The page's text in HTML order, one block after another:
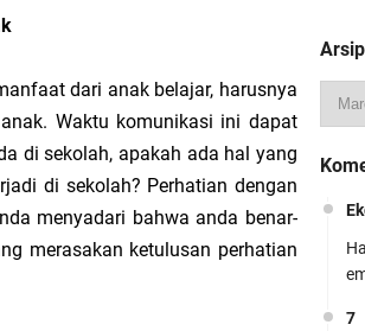
dari anak belajar, harusnya
Waktu komunikasi ini dapat
di sekolah, apakah ada hal yang
di sekolah? Perhatian dengan
menyadari bahwa anda benar-
merasakan ketulusan perhatian
7